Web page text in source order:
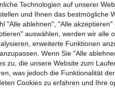
Technologien auf unserer
und Ihnen das bestmögliche
"Alle ablehnen", "Alle
auswählen, werden wir alle
erweiterte Funktionen
Wenn Sie "Alle
zu, die unsere Website zum
was jedoch die Funktionalität
Cookies zu erfahren und Ihre